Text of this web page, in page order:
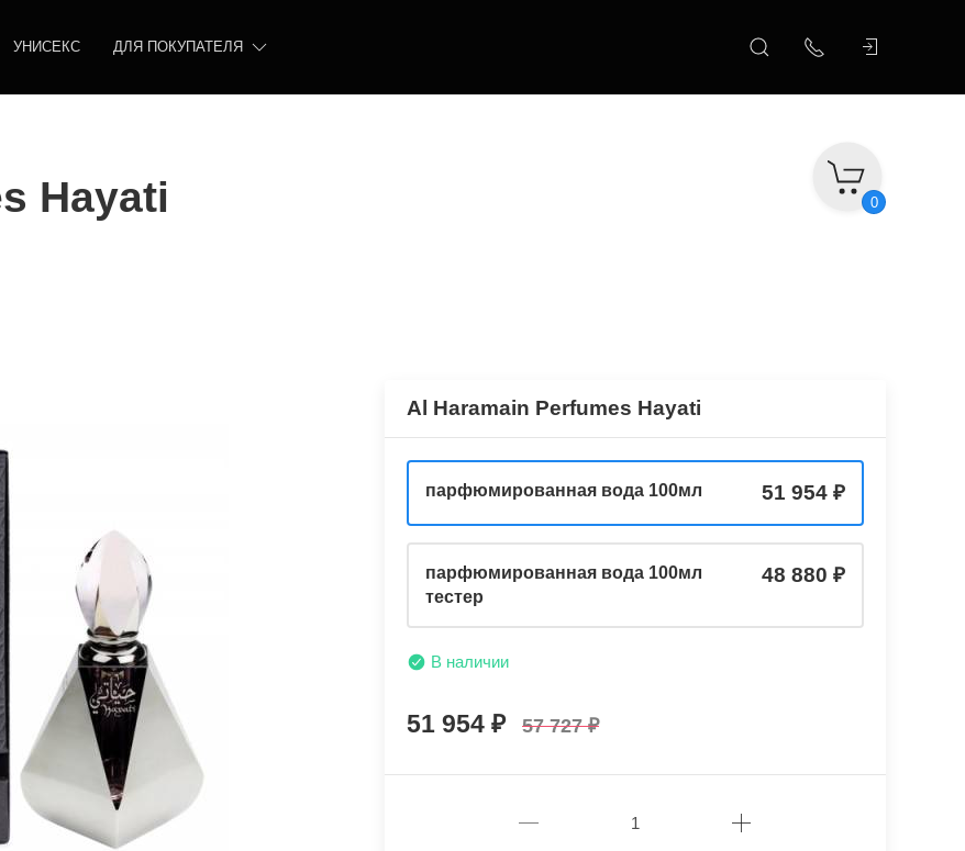
УНИСЕКС ДЛЯ ПОКУПАТЕЛЯ
0
Hayati
Al Haramain Perfumes Hayati
парфюмированная вода 100мл 51 954
парфюмированная вода 100мл
тестер
48 880
В наличии
51 954 57 727